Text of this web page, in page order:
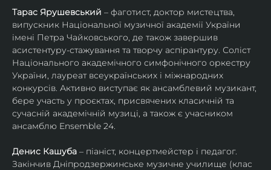
Тарас Ярушевський – фаготист, доктор мистецтва,
випускник Національної музичної академії України
імені Петра Чайковського, де також завершив
асистентуру-стажування та творчу аспірантуру. Соліст
Національного академічного симфонічного оркестру
України, лауреат всеукраїнських і міжнародних
конкурсів. Активно виступає як ансамблевий музикант,
бере участь у проєктах, присвячених класичній та
сучасній академічній музиці, а також є учасником
ансамблю Ensemble 24.
Денис Кашуба – піаніст, концертмейстер і педагог.
Закінчив Дніпродзержинське музичне училище (клас